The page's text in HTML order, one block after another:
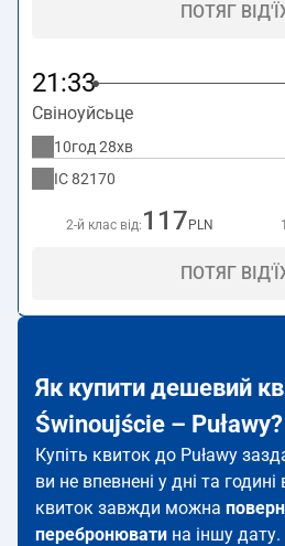
ПОТЯГ
21:33
Свіноуйсьце
10год 28хв
IC82170
2-й клас від: 117 PLN
ПОТЯГ
Як купити дешевий
Świnoujście – Puławy?
Купіть квиток до Puławy
ви не впевнені у дні та
квиток завжди можна
перебронювати на іншу дату.